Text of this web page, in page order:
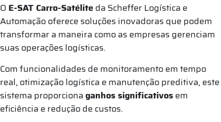
O E-SAT Carro-Satéliteda Scheffer Logística e
Automação oferece soluções inovadoras que podem
transformar a maneira como as empresas gerenciam
suas operações logísticas.
Com funcionalidades de monitoramento em tempo
real, otimização logística e manutenção preditiva, este
sistema proporcionaganhos significativosem
eficiência e redução de custos.